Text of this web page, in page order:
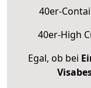
40er-
40er-High
Egal, ob bei